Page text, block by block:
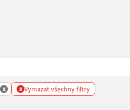
x x Vymazat všechny filtry